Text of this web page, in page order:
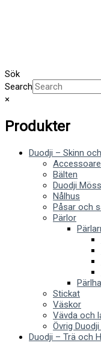
Sök
Search
×
Produkter
Duodji – Skinn
Bälten
Duodji
Nålhus
Påsar och
Pärlor
Stickat
Väskor
Vävda och
Övrig
Duodji – Trä och